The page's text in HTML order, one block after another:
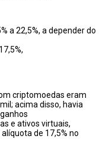
a 22,5%, a depender do
criptomoedas eram
acima disso, havia
e ativos virtuais,
de 17,5% no